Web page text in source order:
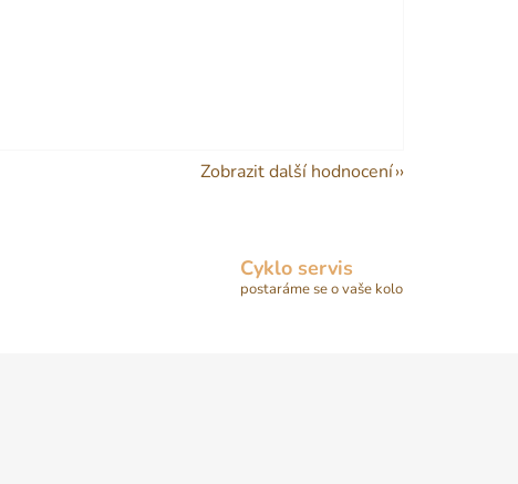
Zobrazit další hodnocení
Cyklo servis
postaráme se o vaše kolo